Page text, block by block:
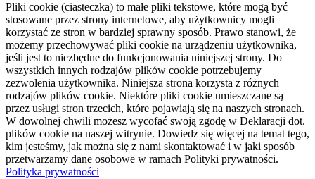
Pliki cookie (ciasteczka) to małe pliki tekstowe, które mogą być
stosowane przez strony internetowe, aby użytkownicy mogli
korzystać ze stron w bardziej sprawny sposób. Prawo stanowi, że
możemy przechowywać pliki cookie na urządzeniu użytkownika,
jeśli jest to niezbędne do funkcjonowania niniejszej strony. Do
wszystkich innych rodzajów plików cookie potrzebujemy
zezwolenia użytkownika. Niniejsza strona korzysta z różnych
rodzajów plików cookie. Niektóre pliki cookie umieszczane są
przez usługi stron trzecich, które pojawiają się na naszych stronach.
W dowolnej chwili możesz wycofać swoją zgodę w Deklaracji dot.
plików cookie na naszej witrynie. Dowiedz się więcej na temat tego,
kim jesteśmy, jak można się z nami skontaktować i w jaki sposób
przetwarzamy dane osobowe w ramach Polityki prywatności.
Polityka prywatności